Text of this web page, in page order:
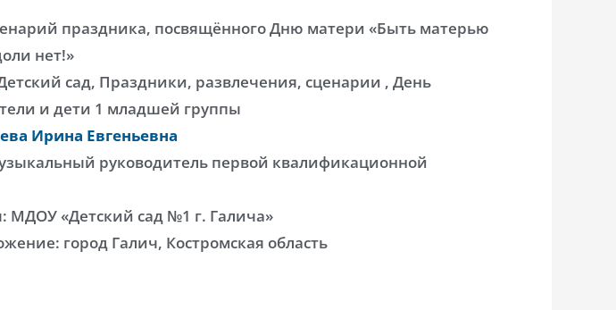
праздника, посвящённого Дню матери «Быть матерью
нет!»
сад, Праздники, развлечения, сценарии , День
и дети 1 младшей группы
Ирина Евгеньевна
руководитель первой квалификационной
МДОУ «Детский сад №1 г. Галича»
город Галич, Костромская область